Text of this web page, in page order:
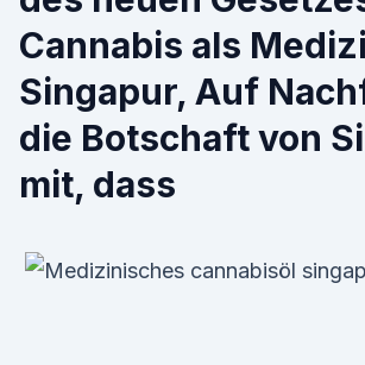
Cannabis als
Singapur, Auf
die Botschaft von
mit, dass